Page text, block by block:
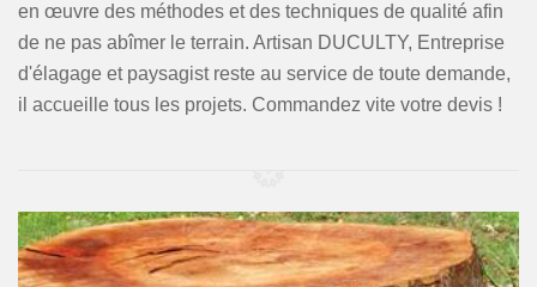
en œuvre des méthodes et des techniques de qualité afin
de ne pas abîmer le terrain. Artisan DUCULTY, Entreprise
d'élagage et paysagist reste au service de toute demande,
il accueille tous les projets. Commandez vite votre devis !